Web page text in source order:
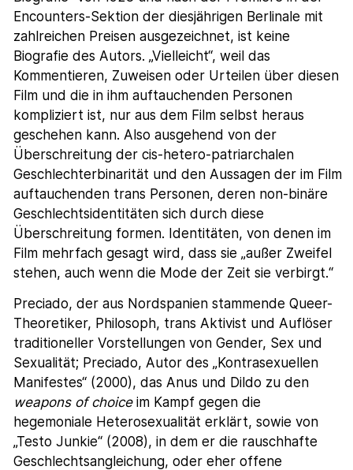
Encounters-Sektion der diesjährigen Berlinale mit
zahlreichen Preisen ausgezeichnet, ist keine
Biografie des Autors. „Vielleicht“, weil das
Kommentieren, Zuweisen oder Urteilen über diesen
Film und die in ihm auftauchenden Personen
kompliziert ist, nur aus dem Film selbst heraus
geschehen kann. Also ausgehend von der
Überschreitung der cis-hetero-patriarchalen
Geschlechterbinarität und den Aussagen der im Film
auftauchenden trans Personen, deren non-binäre
Geschlechtsidentitäten sich durch diese
Überschreitung formen. Identitäten, von denen im
Film mehrfach gesagt wird, dass sie „außer Zweifel
stehen, auch wenn die Mode der Zeit sie verbirgt.“
Preciado, der aus Nordspanien stammende Queer-
Theoretiker, Philosoph, trans Aktivist und Auflöser
traditioneller Vorstellungen von Gender, Sex und
Sexualität; Preciado, Autor des „Kontrasexuellen
Manifestes“ (2000), das Anus und Dildo zu den
weapons of choiceim Kampf gegen die
hegemoniale Heterosexualität erklärt, sowie von
„Testo Junkie“ (2008), in dem er die rauschhafte
Geschlechtsangleichung, oder eher offene